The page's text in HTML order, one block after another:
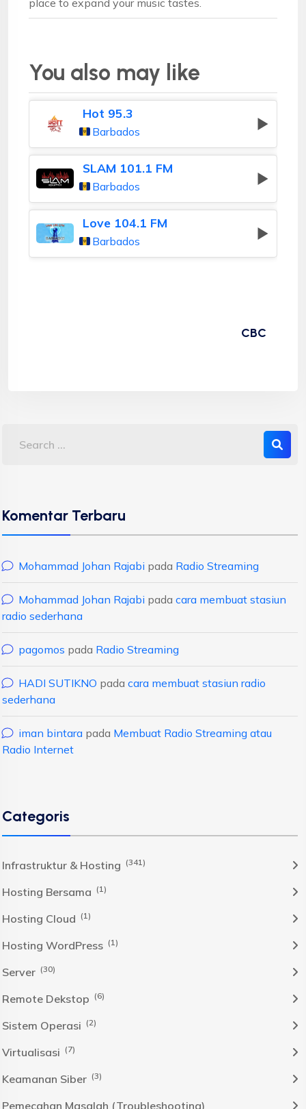
You also may like
Hot 95.3
Barbados
SLAM 101.1 FM
Barbados
Love 104.1 FM
Barbados
CBC
Komentar Terbaru
Mohammad Johan Rajabi pada Radio Streaming
Mohammad Johan Rajabi pada cara membuat stasiun
radio sederhana
pagomos pada Radio Streaming
HADI SUTIKNO pada cara membuat stasiun radio
sederhana
iman bintara pada Membuat Radio Streaming atau
Radio Internet
Categoris
Infrastruktur & Hosting (341)
Hosting Bersama (1)
Hosting Cloud (1)
Hosting WordPress (1)
Server (30)
Remote Dekstop (6)
Sistem Operasi (2)
Virtualisasi (7)
Keamanan Siber (3)
Pemecahan Masalah (Troubleshooting)